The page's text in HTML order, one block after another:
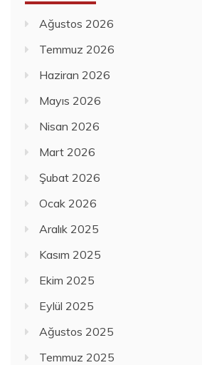
Ağustos 2026
Temmuz 2026
Haziran 2026
Mayıs 2026
Nisan 2026
Mart 2026
Şubat 2026
Ocak 2026
Aralık 2025
Kasım 2025
Ekim 2025
Eylül 2025
Ağustos 2025
Temmuz 2025